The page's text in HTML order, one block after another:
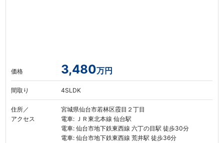
価格 3,480万円
間取り 4SLDK
住所／
アクセス
宮城県仙台市若林区霞目２丁目
電車: ＪＲ東北本線 仙台駅
電車: 仙台市地下鉄東西線 六丁の目駅 徒歩30分
電車: 仙台市地下鉄東西線 荒井駅 徒歩36分